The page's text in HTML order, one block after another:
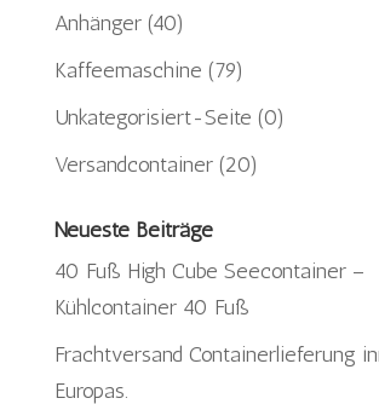
Anhänger (40)
Kaffeemaschine (79)
Unkategorisiert-Seite (0)
Versandcontainer (20)
Neueste Beiträge
40 Fuß High Cube Seecontainer –
Kühlcontainer 40 Fuß
Frachtversand Containerlieferung
Europas.